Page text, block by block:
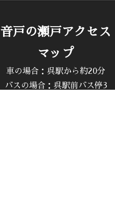
音戸の瀬戸アクセス
マップ
車の場合：呉駅から約20分
バスの場合：呉駅前バス停3